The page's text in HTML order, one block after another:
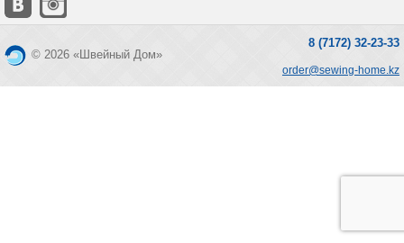
© 2026 «Швейный Дом»
8 (7172) 32-23-33
order@sewing-home.kz